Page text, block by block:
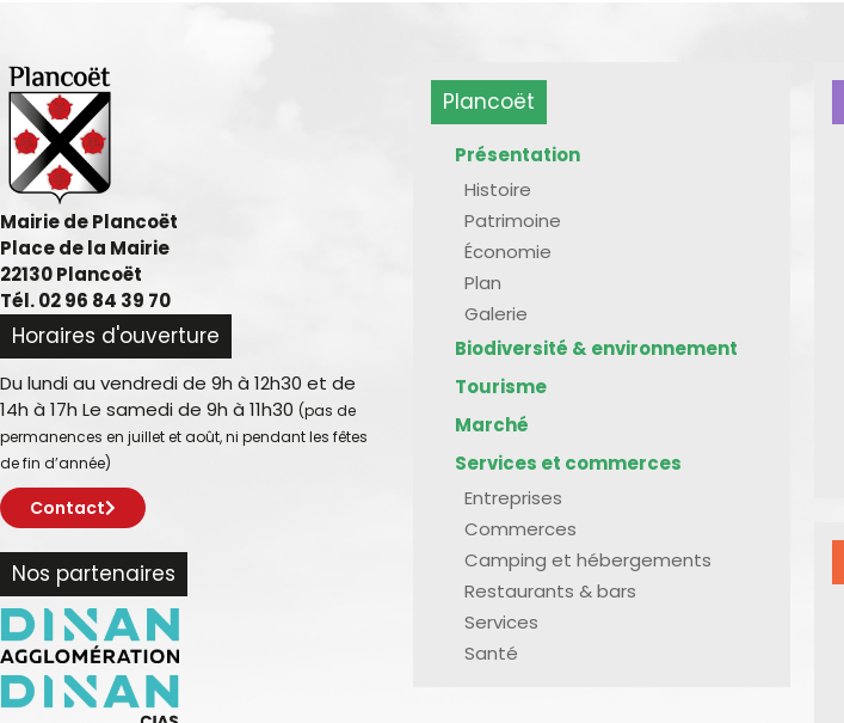
Mairie de Plancoët
Place de la Mairie
22130 Plancoët
Tél. 02 96 84 39 70
Horaires d'ouverture
Du lundi au vendredi de 9h à 12h30 et de
14h à 17h Le samedi de 9h à 11h30 (pas de
permanences en juillet et août, ni pendant les fêtes
de fin d’année)
Contact
Nos partenaires
Plancoët
Présentation
Histoire
Patrimoine
Économie
Plan
Galerie
Biodiversité & environnement
Tourisme
Marché
Services et commerces
Entreprises
Commerces
Camping et hébergements
Restaurants & bars
Services
Santé